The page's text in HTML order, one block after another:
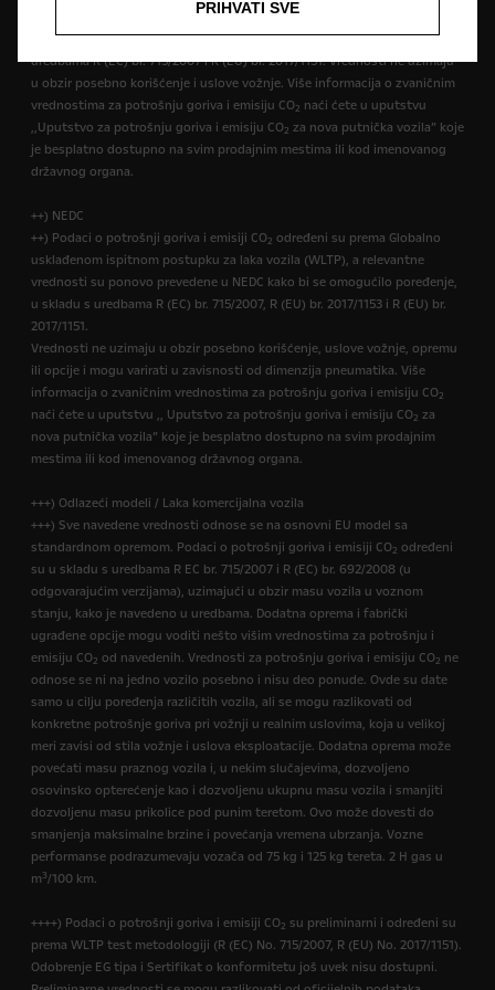
+) Podaci o potrošnji goriva i emisiji CO
određeni su prema Globalno
usklađenom ispitnom postupku za laka vozila (WLTP), u skladu s
uredbama R (EC) br. 715/2007 i R (EU) br. 2017/1151. Vrednosti ne uzimaju
u obzir posebno korišćenje i uslove vožnje. Više informacija o zvaničnim
vrednostima za potrošnju goriva i emisiju CO2 naći ćete u uputstvu
,,Uputstvo za potrošnju goriva i emisiju CO2 za nova putnička vozila” koje
je besplatno dostupno na svim prodajnim mestima ili kod imenovanog
državnog organa.
++) NEDC
++) Podaci o potrošnji goriva i emisiji CO2 određeni su prema Globalno
usklađenom ispitnom postupku za laka vozila (WLTP), a relevantne
vrednosti su ponovo prevedene u NEDC kako bi se omogućilo poređenje,
u skladu s uredbama R (EC) br. 715/2007, R (EU) br. 2017/1153 i R (EU) br.
2017/1151.
Vrednosti ne uzimaju u obzir posebno korišćenje, uslove vožnje, opremu
ili opcije i mogu varirati u zavisnosti od dimenzija pneumatika. Više
informacija o zvaničnim vrednostima za potrošnju goriva i emisiju CO2
naći ćete u uputstvu ,, Uputstvo za potrošnju goriva i emisiju CO2 za
nova putnička vozila” koje je besplatno dostupno na svim prodajnim
mestima ili kod imenovanog državnog organa.
+++) Odlazeći modeli / Laka komercijalna vozila
+++) Sve navedene vrednosti odnose se na osnovni EU model sa
standardnom opremom. Podaci o potrošnji goriva i emisiji CO2 određeni
su u skladu s uredbama R EC br. 715/2007 i R (EC) br. 692/2008 (u
odgovarajućim verzijama), uzimajući u obzir masu vozila u voznom
stanju, kako je navedeno u uredbama. Dodatna oprema i fabrički
ugrađene opcije mogu voditi nešto višim vrednostima za potrošnju i
emisiju CO2 od navedenih. Vrednosti za potrošnju goriva i emisiju CO2 ne
odnose se ni na jedno vozilo posebno i nisu deo ponude. Ovde su date
samo u cilju poređenja različitih vozila, ali se mogu razlikovati od
konkretne potrošnje goriva pri vožnji u realnim uslovima, koja u velikoj
meri zavisi od stila vožnje i uslova eksploatacije. Dodatna oprema može
povećati masu praznog vozila i, u nekim slučajevima, dozvoljeno
osovinsko opterećenje kao i dozvoljenu ukupnu masu vozila i smanjiti
dozvoljenu masu prikolice pod punim teretom. Ovo može dovesti do
smanjenja maksimalne brzine i povećanja vremena ubrzanja. Vozne
performanse podrazumevaju vozača od 75 kg i 125 kg tereta. 2 H gas u
m3/100 km.
++++) Podaci o potrošnji goriva i emisiji CO2 su preliminarni i određeni su
prema WLTP test metodologiji (R (EC) No. 715/2007, R (EU) No. 2017/1151).
Odobrenje EG tipa i Sertifikat o konformitetu još uvek nisu dostupni.
PRIHVATI SVE